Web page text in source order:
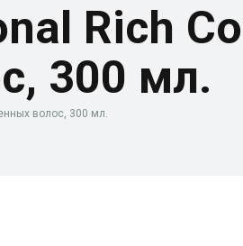
Rich
300 мл.
волос, 300 мл.